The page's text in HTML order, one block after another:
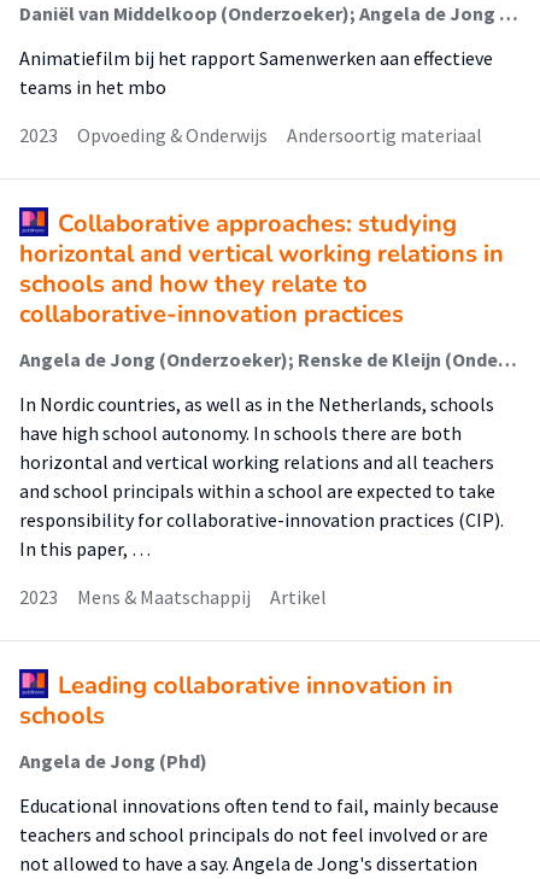
Daniël van Middelkoop (Onderzoeker); Angela de Jong (Onderzoeker); Najat Bay (Onderzoeker); Patricia Brouwer (Onderzoeker)
Animatiefilm bij het rapport Samenwerken aan effectieve
teams in het mbo
2023
Opvoeding & Onderwijs Andersoortig materiaal
Collaborative approaches: studying
horizontal and vertical working relations in
schools and how they relate to
collaborative-innovation practices
Angela de Jong (Onderzoeker); Renske de Kleijn (Onderzoeker); Ditte Lockhorst (Onderzoeker); Jan van Tartwijk (Onderzoeker); Mirko Noordegraaf (Onderzoeker)
In Nordic countries, as well as in the Netherlands, schools
have high school autonomy. In schools there are both
horizontal and vertical working relations and all teachers
and school principals within a school are expected to take
responsibility for collaborative-innovation practices (CIP).
In this paper, …
2023
Mens & Maatschappij Artikel
Leading collaborative innovation in
schools
Angela de Jong (Phd)
Educational innovations often tend to fail, mainly because
teachers and school principals do not feel involved or are
not allowed to have a say. Angela de Jong's dissertation